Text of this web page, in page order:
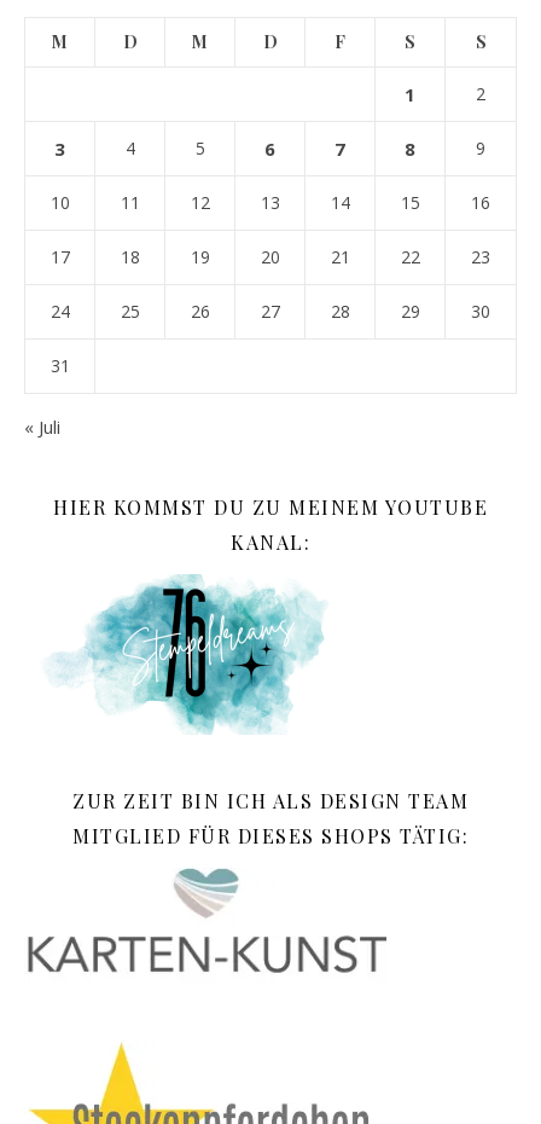
M D M D F S S
1 2
3 4 5 6 7 8 9
10 11 12 13 14 15 16
17 18 19 20 21 22 23
24 25 26 27 28 29 30
31
« Juli
HIER KOMMST DU ZU MEINEM YOUTUBE
KANAL:
ZUR ZEIT BIN ICH ALS DESIGN TEAM
MITGLIED FÜR DIESES SHOPS TÄTIG: